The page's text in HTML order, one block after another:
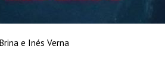
e Inés Verna